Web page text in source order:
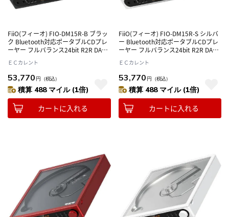
FiiO(フィーオ) FIO-DM15R-B ブラッ
ク Bluetooth対応ポータブルCDプレ
ーヤー フルバランス24bit R2R DAC
ＥＣカレント
53,770 円 （税込）
積算 488 マイル (1倍)
カートに入れる
FiiO(フィーオ) FIO-DM15R-S シルバ
ー Bluetooth対応ポータブルCDプレ
ーヤー フルバランス24bit R2R DAC
ＥＣカレント
53,770 円 （税込）
積算 488 マイル (1倍)
カートに入れる